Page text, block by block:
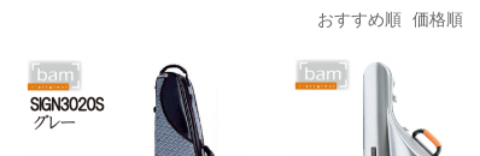
おすすめ順 価格順